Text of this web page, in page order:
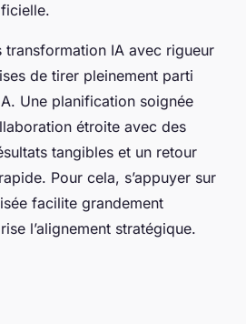
transformation IA avec rigueur
de tirer pleinement parti
Une planification soignée
étroite avec des
tangibles et un retour
Pour cela, s’appuyer sur
facilite grandement
l’alignement stratégique.